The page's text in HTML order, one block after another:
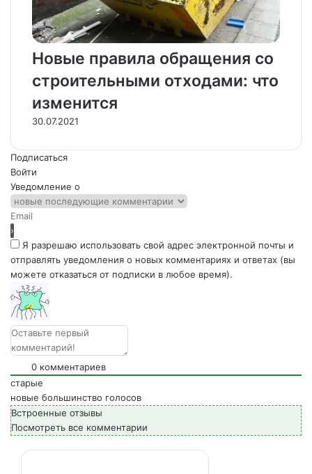
Новые правила обращения со
строительными отходами: что
изменится
30.07.2021
Подписаться
Войти
Уведомление о
Я разрешаю использовать свой адрес электронной почты и
отправлять уведомления о новых комментариях и ответах (вы
можете отказаться от подписки в любое время).
0 комментариев
старые
новые большинство голосов
Встроенные отзывы
Посмотреть все комментарии